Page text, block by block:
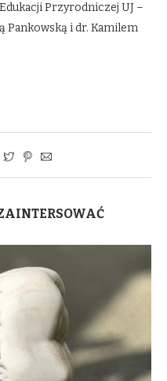
Przyrodniczej UJ –
Pankowską i dr. Kamilem